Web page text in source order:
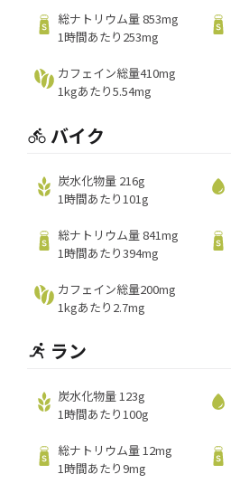
総ナトリウム量 853mg
1時間あたり253mg
カフェイン総量410mg
1kgあたり5.54mg
バイク
炭水化物量 216g
1時間あたり101g
総ナトリウム量 841mg
1時間あたり394mg
カフェイン総量200mg
1kgあたり2.7mg
ラン
炭水化物量 123g
1時間あたり100g
総ナトリウム量 12mg
1時間あたり9mg